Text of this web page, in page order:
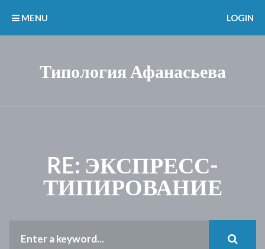
Типология Афанасьева
MENU LOGIN
RE: ЭКСПРЕСС-
ТИПИРОВАНИЕ